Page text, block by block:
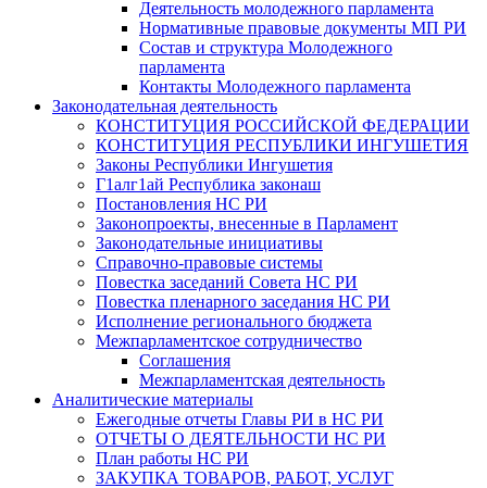
Деятельность молодежного парламента
Нормативные правовые документы МП РИ
Состав и структура Молодежного
парламента
Контакты Молодежного парламента
Законодательная деятельность
КОНСТИТУЦИЯ РОССИЙСКОЙ ФЕДЕРАЦИИ
КОНСТИТУЦИЯ РЕСПУБЛИКИ ИНГУШЕТИЯ
Законы Республики Ингушетия
Г1алг1ай Республика законаш
Постановления НС РИ
Законопроекты, внесенные в Парламент
Законодательные инициативы
Справочно-правовые системы
Повестка заседаний Совета НС РИ
Повестка пленарного заседания НС РИ
Исполнение регионального бюджета
Межпарламентское сотрудничество
Соглашения
Межпарламентская деятельность
Аналитические материалы
Ежегодные отчеты Главы РИ в НС РИ
ОТЧЕТЫ О ДЕЯТЕЛЬНОСТИ НС РИ
План работы НС РИ
ЗАКУПКА ТОВАРОВ, РАБОТ, УСЛУГ